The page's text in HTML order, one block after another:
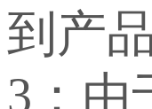
到产
3：由